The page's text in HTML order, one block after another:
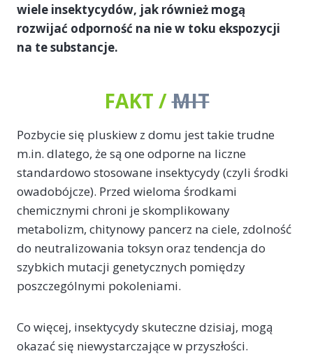
wiele insektycydów, jak również mogą
rozwijać odporność na nie w toku ekspozycji
na te substancje.
FAKT /MIT
Pozbycie się pluskiew z domu jest takie trudne
m.in. dlatego, że są one odporne na liczne
standardowo stosowane insektycydy (czyli środki
owadobójcze). Przed wieloma środkami
chemicznymi chroni je skomplikowany
metabolizm, chitynowy pancerz na ciele, zdolność
do neutralizowania toksyn oraz tendencja do
szybkich mutacji genetycznych pomiędzy
poszczególnymi pokoleniami.
Co więcej, insektycydy skuteczne dzisiaj, mogą
okazać się niewystarczające w przyszłości.